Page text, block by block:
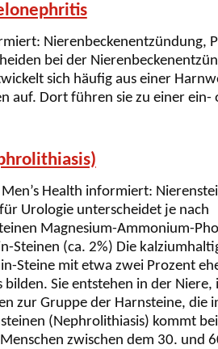
Nierenbeckenentzündung,
bei der
sich häufig aus einer
auf. Dort führen sie zu einer ein-
Health informiert:
Urologie unterscheidet je nach
Magnesium-Ammonium-
Steinen (ca. 2%) Die
Steine mit etwa zwei Prozent
Sie entstehen in der Niere,
zur Gruppe der Harnsteine, die
(Nephrolithiasis) kommt
zwischen dem 30. und